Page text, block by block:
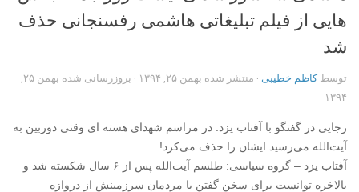
هایی از فیلم تبلیغاتی هاشمی رفسنجانی حذف
شد
توسطکاظم خطیبی · منتشر شده بهمن ۲۵, ۱۳۹۴ · بروزرسانی شده
بهمن ۲۵,
۱۳۹۴
رجایی در گفتگو با آفتاب یزد: در مراسم شهدای هسته ای وقتی دوربین به
آیت‌الله می‌رسید ایشان را حذف می‌کرد!
آفتاب یزد – گروه سیاسی: طلسم آیت‌الله پس از ۶ سال شکسته شد و
بالاخره توانست برای سخن گفتن با مردمان سرزمینش از دروازه